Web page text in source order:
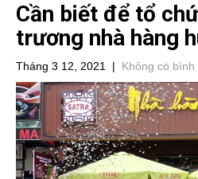
Cần biết để tổ
trương nhà hàng
Tháng 3 12, 2021 | Không có bình